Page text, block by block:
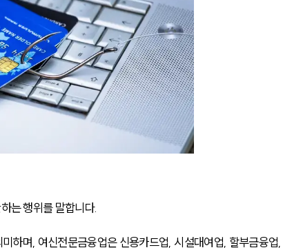
는 행위를 말합니다.
하며, 여신전문금융업은 신용카드업, 시설대여업, 할부금융업,